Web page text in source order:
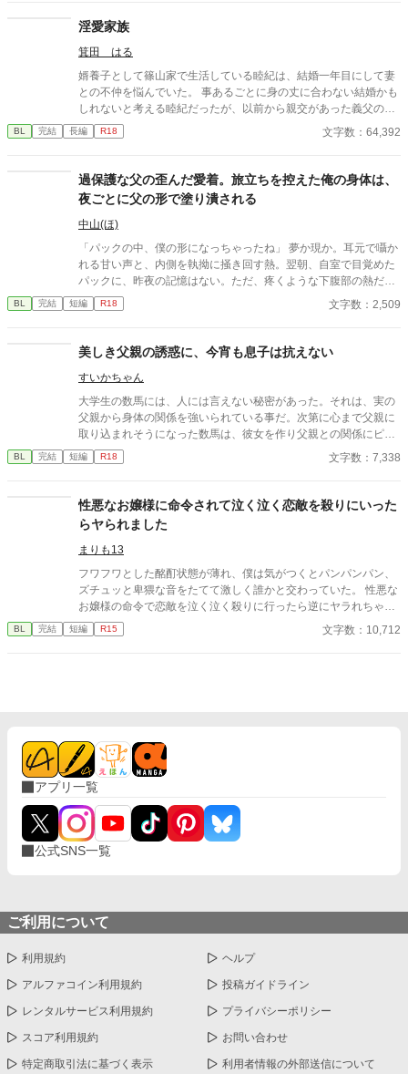
淫愛家族
箕田 はる
婿養子として篠山家で生活している睦紀は、結婚一年目にして妻
との不仲を悩んでいた。 事あるごとに身の丈に合わない結婚かも
しれないと考える睦紀だったが、以前から親交があった義父の俊
政と義兄の春馬とは良好な関係を築いていた。 二人から向けられ
る優しさは心地よく、迷惑をかけたくないという思いから、睦紀
のカードを返し忘れてしまったことで、正しい三人の関係性が次
第に壊れていく――
BL 完結 長編 R18 文字数：64,392
過保護な父の歪んだ愛着。旅立ちを控えた俺の身体は、
夜ごとに父の形で塗り潰される
中山(ほ)
「パックの中、僕の形になっちゃったね」 夢か現か。耳元で囁か
れる甘い声と、内側を執拗に掻き回す熱。翌朝、自室で目覚めた
パックに、昨夜の記憶はない。ただ、疼くような下腹部の熱だけ
が残っていた。 相談しようと向かった相手こそが、自分を侵食し
ている張本人だとも知らずに、パックは父の部屋の扉を開く。 こ
BL 完結 短編 R18 文字数：2,509
美しき父親の誘惑に、今宵も息子は抗えない
すいかちゃん
大学生の数馬には、人には言えない秘密があった。それは、実の
父親から身体の関係を強いられている事だ。次第に心まで父親に
取り込まれそうになった数馬は、彼女を作り父親との関係にピリ
オドを打とうとする。だが、父の誘惑は止まる事はなかった。 実
の親子による禁断の関係です。
BL 完結 短編 R18 文字数：7,338
性悪なお嬢様に命令されて泣く泣く恋敵を殺りにいった
らヤられました
まりも13
フワフワとした酩酊状態が薄れ、僕は気がつくとパンパンパン、
ズチュッと卑猥な音をたてて激しく誰かと交わっていた。 性悪な
お嬢様の命令で恋敵を泣く泣く殺りに行ったら逆にヤラれちゃっ
た、ちょっとアホな子の話です。 （ムーンライトノベルにも掲載
しています）
BL 完結 短編 R15 文字数：10,712
アプリ一覧
公式SNS一覧
ご利用について
利用規約 ヘルプ
アルファコイン利用規約 投稿ガイドライン
レンタルサービス利用規約 プライバシーポリシー
スコア利用規約 お問い合わせ
特定商取引法に基づく表示 利用者情報の外部送信について